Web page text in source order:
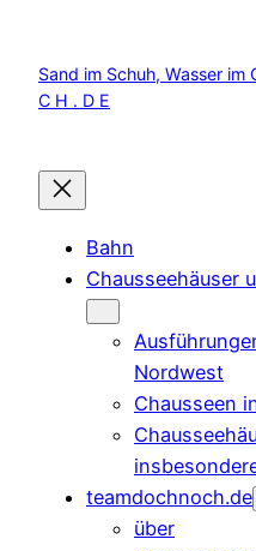
springen
Sand im Schuh, Wasser im
C H . D E
Bahn
Chausseehäuser
Nordwest
Chausseen
teamdochnoch.de
über